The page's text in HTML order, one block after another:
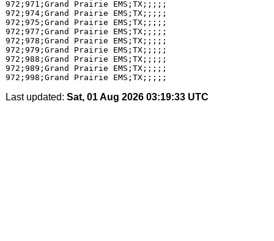
Last updated: Sat, 01 Aug 2026 03:19:33 UTC